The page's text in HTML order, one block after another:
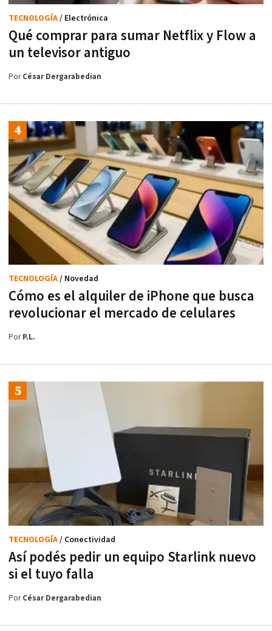
Qué comprar para sumar Netflix y Flow a
un televisor antiguo
TECNOLOGÍA/ Electrónica
PorCésar Dergarabedian
Cómo es el alquiler de iPhone que busca
revolucionar el mercado de celulares
TECNOLOGÍA/ Novedad
PorP.L.
Así podés pedir un equipo Starlink nuevo
si el tuyo falla
TECNOLOGÍA/ Conectividad
PorCésar Dergarabedian